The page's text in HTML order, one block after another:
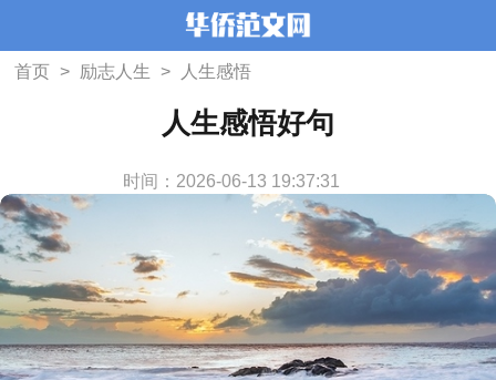
首页 > 励志人生 > 人生感悟
人生感悟好句
时间：2026-06-13 19:37:31